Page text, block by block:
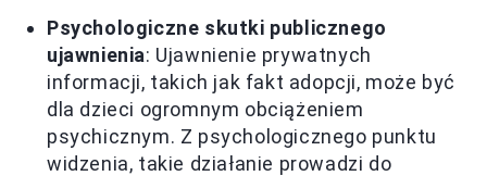
Psychologiczne skutki publicznego
ujawnienia: Ujawnienie prywatnych
informacji, takich jak fakt adopcji, może być
dla dzieci ogromnym obciążeniem
psychicznym. Z psychologicznego punktu
widzenia, takie działanie prowadzi do